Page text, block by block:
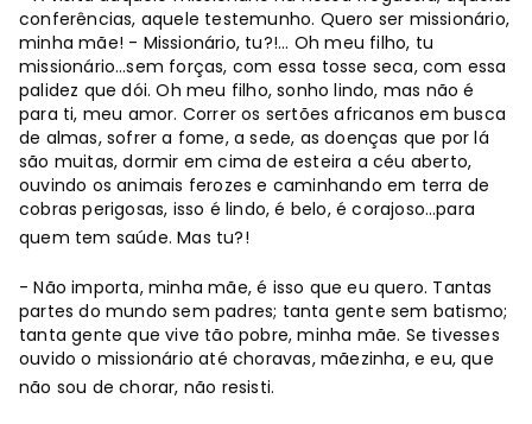
conferências, aquele testemunho. Quero ser missionário,
minha mãe! - Missionário, tu?!... Oh meu filho, tu
missionário…sem forças, com essa tosse seca, com essa
palidez que dói. Oh meu filho, sonho lindo, mas não é
para ti, meu amor. Correr os sertões africanos em busca
de almas, sofrer a fome, a sede, as doenças que por lá
são muitas, dormir em cima de esteira a céu aberto,
ouvindo os animais ferozes e caminhando em terra de
cobras perigosas, isso é lindo, é belo, é corajoso…para
quem tem saúde. Mas tu?!
- Não importa, minha mãe, é isso que eu quero. Tantas
partes do mundo sem padres; tanta gente sem batismo;
tanta gente que vive tão pobre, minha mãe. Se tivesses
ouvido o missionário até choravas, mãezinha, e eu, que
não sou de chorar, não resisti.